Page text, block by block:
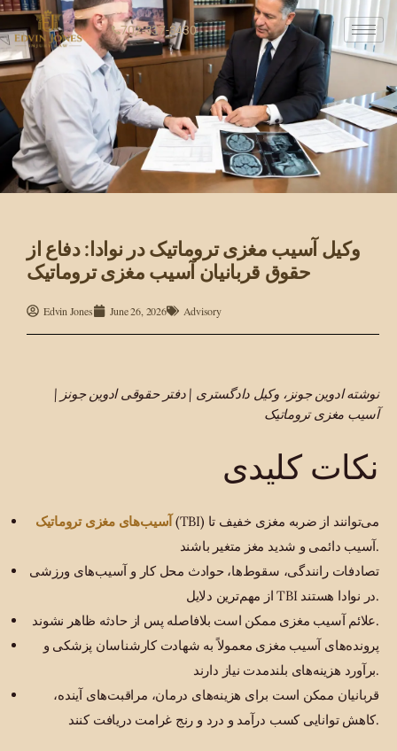
702-337-3430
وکیل آسیب مغزی تروماتیک در نوادا: دفاع از
حقوق قربانیان آسیب مغزی تروماتیک
Edvin Jones June 26, 2026 Advisory
آسیب مغزی تروماتیک
نکات کلیدی
آسیب‌های مغزی تروماتیک (TBI) می‌توانند از ضربه مغزی خفیف تا
آسیب دائمی و شدید مغز متغیر باشند.
تصادفات رانندگی، سقوط‌ها، حوادث محل کار و آسیب‌های ورزشی
از مهم‌ترین دلایل TBI در نوادا هستند.
علائم آسیب مغزی ممکن است بلافاصله پس از حادثه ظاهر نشوند.
پرونده‌های آسیب مغزی معمولاً به شهادت کارشناسان پزشکی و
برآورد هزینه‌های بلندمدت نیاز دارند.
قربانیان ممکن است برای هزینه‌های درمان، مراقبت‌های آینده،
کاهش توانایی کسب درآمد و درد و رنج غرامت دریافت کنند.